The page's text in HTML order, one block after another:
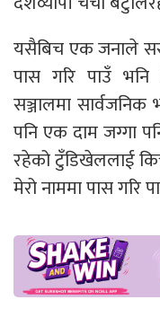
यसैबिच एक जनाले
पास गरि पाउँ
सञ्जालमा
पनि एक दाम जग्गा
रहेको टुँडिखेललाई
मेरो नाममा पास गरि